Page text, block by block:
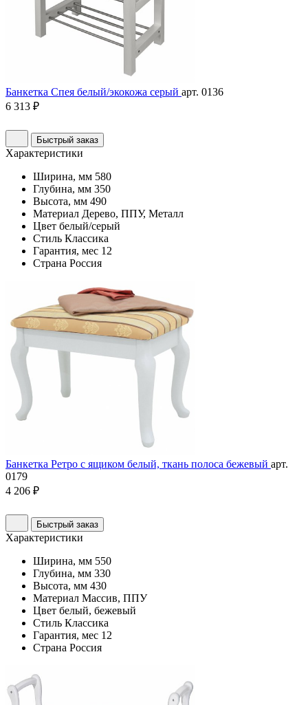
Банкетка Спея белый/экокожа серый арт. 0136
6 313 ₽
Быстрый заказ
Характеристики
Ширина, мм 580
Глубина, мм 350
Высота, мм 490
Материал Дерево, ППУ, Металл
Цвет белый/серый
Стиль Классика
Гарантия, мес 12
Страна Россия
Банкетка Ретро с ящиком белый, ткань полоса бежевый арт.
0179
4 206 ₽
Быстрый заказ
Характеристики
Ширина, мм 550
Глубина, мм 330
Высота, мм 430
Материал Массив, ППУ
Цвет белый, бежевый
Стиль Классика
Гарантия, мес 12
Страна Россия